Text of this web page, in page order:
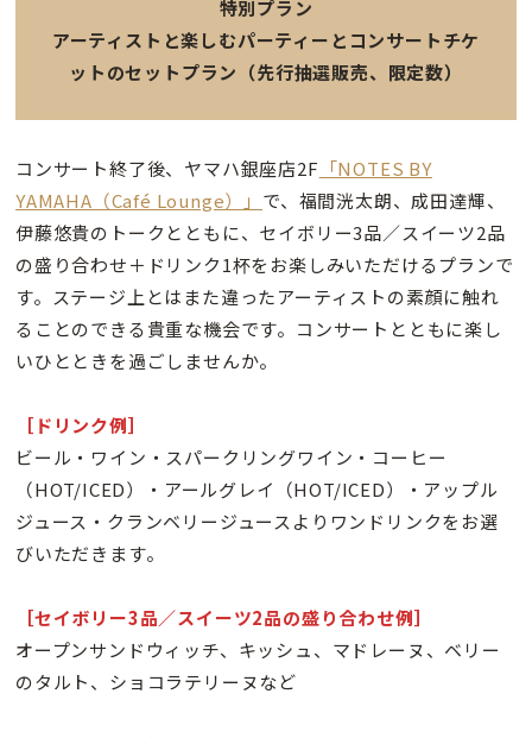
特別プラン
アーティストと楽しむパーティーとコンサートチケ
ットのセットプラン（先行抽選販売、限定数）
コンサート終了後、ヤマハ銀座店2F 「NOTES BY
YAMAHA（Café Lounge）」 で、福間洸太朗、成田達輝、
伊藤悠貴のトークとともに、セイボリー3品／スイーツ2品
の盛り合わせ＋ドリンク1杯をお楽しみいただけるプランで
す。ステージ上とはまた違ったアーティストの素顔に触れ
ることのできる貴重な機会です。コンサートとともに楽し
いひとときを過ごしませんか。
［ドリンク例］
ビール・ワイン・スパークリングワイン・コーヒー
（HOT/ICED）・アールグレイ（HOT/ICED）・アップル
ジュース・クランベリージュースよりワンドリンクをお選
びいただきます。
［セイボリー3品／スイーツ2品の盛り合わせ例］
オープンサンドウィッチ、キッシュ、マドレーヌ、ベリー
のタルト、ショコラテリーヌなど